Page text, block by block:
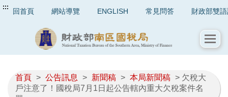
::: 回首頁 網站導覽 ENGLISH 常見問答 財政部雙
首頁 > 公告訊息 > 新聞稿 > 本局新聞稿 > 欠稅大
戶注意了！國稅局7月1日起公告轄內重大欠稅案件名